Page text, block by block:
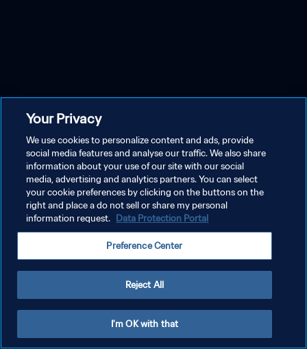
Your Privacy
We use cookies to personalize content and ads, provide
social media features and analyse our traffic. We also share
information about your use of our site with our social
media, advertising and analytics partners. You can select
your cookie preferences by clicking on the buttons on the
right and place a do not sell or share my personal
information request. Data Protection Portal
Preference Center
Reject All
I'm OK with that